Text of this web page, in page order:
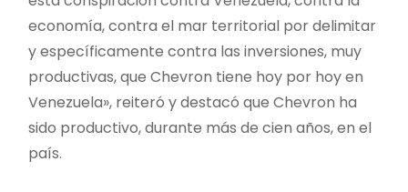
economía, contra el mar territorial por delimitar
y específicamente contra las inversiones, muy
productivas, que Chevron tiene hoy por hoy en
Venezuela», reiteró y destacó que Chevron ha
sido productivo, durante más de cien años, en el
país.